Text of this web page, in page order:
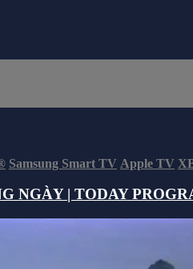
Samsung Smart TV Apple TV
NGÀY | TODAY